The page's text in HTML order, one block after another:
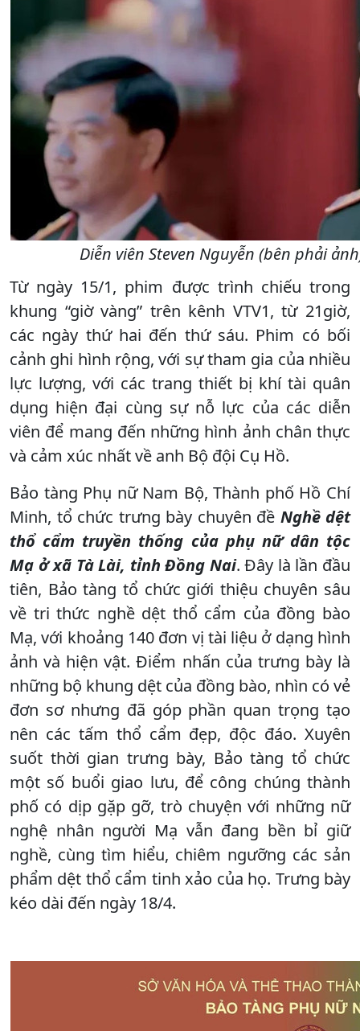
Diễn viên Steven Nguyễn (bên phải
Từ ngày 15/1, phim được trình chiếu trong
khung “giờ vàng” trên kênh VTV1, từ 21giờ,
các ngày thứ hai đến thứ sáu. Phim có bối
cảnh ghi hình rộng, với sự tham gia của nhiều
lực lượng, với các trang thiết bị khí tài quân
dụng hiện đại cùng sự nỗ lực của các diễn
viên để mang đến những hình ảnh chân thực
và cảm xúc nhất về anh Bộ đội Cụ Hồ.
Bảo tàng Phụ nữ Nam Bộ, Thành phố Hồ Chí
Minh, tổ chức trưng bày chuyên đề Nghề dệt
thổ cẩm truyền thống của phụ nữ dân tộc
Mạ ở xã Tà Lài, tỉnh Đồng Nai. Đây là lần đầu
tiên, Bảo tàng tổ chức giới thiệu chuyên sâu
về tri thức nghề dệt thổ cẩm của đồng bào
Mạ, với khoảng 140 đơn vị tài liệu ở dạng hình
ảnh và hiện vật. Điểm nhấn của trưng bày là
những bộ khung dệt của đồng bào, nhìn có vẻ
đơn sơ nhưng đã góp phần quan trọng tạo
nên các tấm thổ cẩm đẹp, độc đáo. Xuyên
suốt thời gian trưng bày, Bảo tàng tổ chức
một số buổi giao lưu, để công chúng thành
phố có dịp gặp gỡ, trò chuyện với những nữ
nghệ nhân người Mạ vẫn đang bền bỉ giữ
nghề, cùng tìm hiểu, chiêm ngưỡng các sản
phẩm dệt thổ cẩm tinh xảo của họ. Trưng bày
kéo dài đến ngày 18/4.